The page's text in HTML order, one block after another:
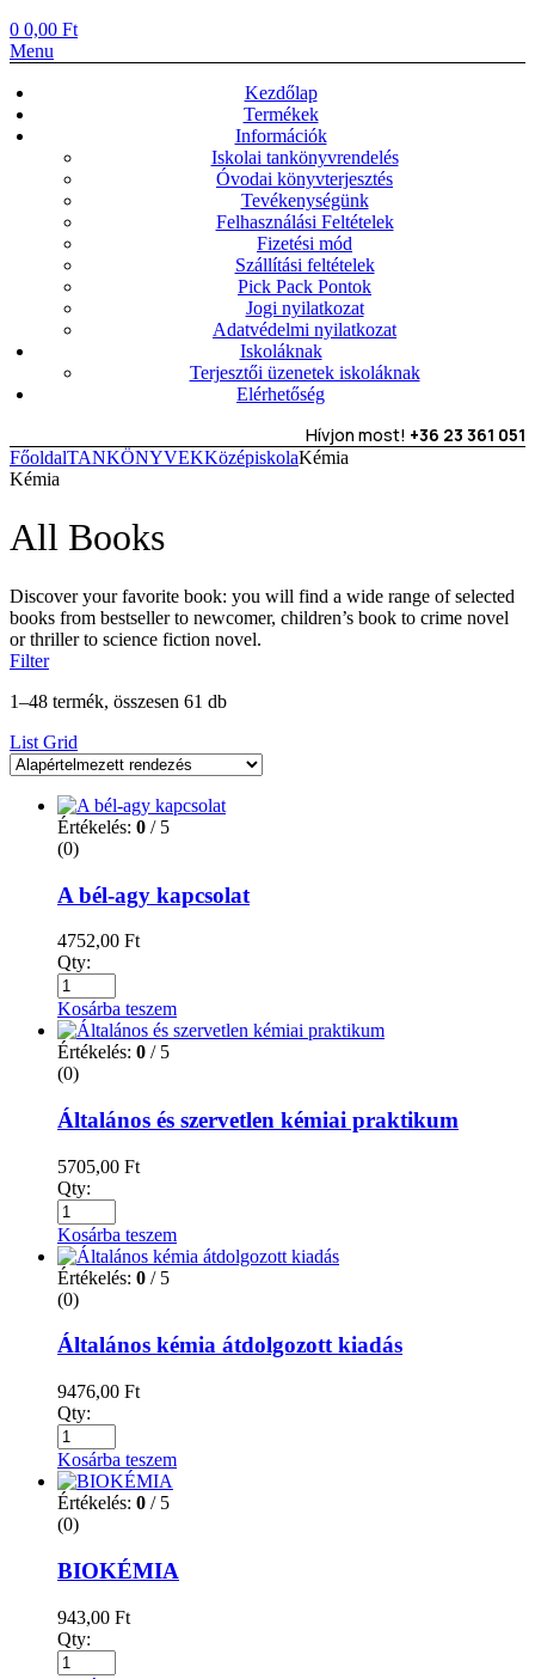
0 0,00 Ft
Menu
Kezdőlap
Termékek
Információk
Iskolai tankönyvrendelés
Óvodai könyvterjesztés
Tevékenységünk
Felhasználási Feltételek
Fizetési mód
Szállítási feltételek
Pick Pack Pontok
Jogi nyilatkozat
Adatvédelmi nyilatkozat
Iskoláknak
Terjesztői üzenetek iskoláknak
Elérhetőség
Hívjon most! +36 23 361 051
FőoldalTANKÖNYVEKKözépiskolaKémia
Kémia
All Books
Discover your favorite book: you will find a wide range of selected
books from bestseller to newcomer, children’s book to crime novel
or thriller to science fiction novel.
Filter
1–48 termék, összesen 61 db
List Grid
Értékelés: 0 / 5
(0)
A bél-agy kapcsolat
4752,00 Ft
Qty:
Kosárba teszem
Értékelés: 0 / 5
(0)
Általános és szervetlen kémiai praktikum
5705,00 Ft
Qty:
Kosárba teszem
Értékelés: 0 / 5
(0)
Általános kémia átdolgozott kiadás
9476,00 Ft
Qty:
Kosárba teszem
Értékelés: 0 / 5
(0)
BIOKÉMIA
943,00 Ft
Qty: